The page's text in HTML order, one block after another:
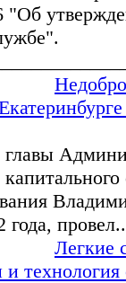
"Об
главы
года,
Легкие
и